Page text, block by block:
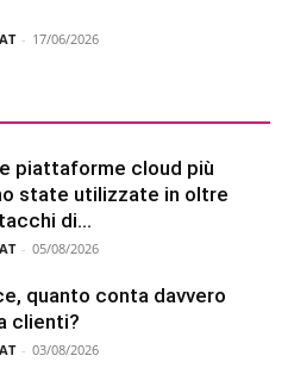
- 17/06/2026
piattaforme cloud più
state utilizzate in oltre
di...
- 05/08/2026
quanto conta davvero
clienti?
- 03/08/2026